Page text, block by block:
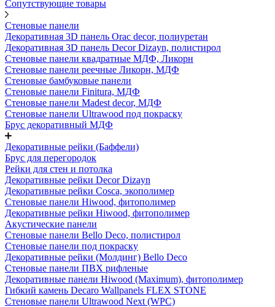
Сопутствующие товары
Стеновые панели
Декоративная 3D панель Orac decor, полиуретан
Декоративная 3D панель Decor Dizayn, полистирол
Стеновые панели квадратные МДФ, Ликорн
Стеновые панели реечные Ликорн, МДФ
Стеновые бамбуковые панели
Стеновые панели Finitura, МДФ
Стеновые панели Madest decor, МДФ
Стеновые панели Ultrawood под покраску
Брус декоративный МДФ
Декоративные рейки (Баффели)
Брус для перегородок
Рейки для стен и потолка
Декоративные рейки Decor Dizayn
Декоративные рейки Cosca, экополимер
Стеновые панели Hiwood, фитополимер
Декоративные рейки Hiwood, фитополимер
Акустические панели
Стеновые панели Bello Deco, полистирол
Стеновые панели под покраску
Декоративные рейки (Молдинг) Bello Deco
Стеновые панели ПВХ рифленые
Декоративные панели Hiwood (Maximum), фитополимер
Гибкий камень Decaro Wallpanels FLEX STONE
Стеновые панели Ultrawood Next (WPC)